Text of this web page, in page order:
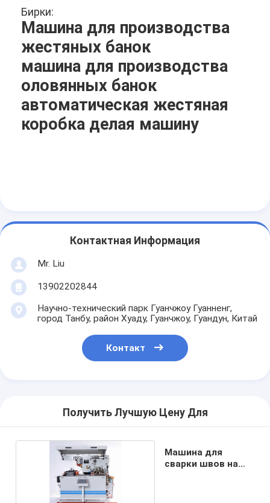
Наша фабрика
Теперь говорите
Автоматическая консервируя машина
Оборудование для пастеризации туннелей
Бирки:
Машина для производства
жестяных банок
машина для производства
оловянных банок
автоматическая жестяная
коробка делая машину
Контактная Информация
Mr. Liu
13902202844
Научно-технический парк Гуанчжоу Гуанненг,
город Танбу, район Хуаду, Гуанчжоу, Гуандун, Китай
Контакт
Получить Лучшую Цену Для
Машина для
сварки швов на